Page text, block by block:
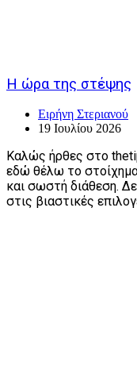
Η ώρα της στέψης
Ειρήνη Στεριανού
19 Ιουλίου 2026
Καλώς ήρθες στο
εδώ θέλω το
και σωστή διάθεση.
στις βιαστικές